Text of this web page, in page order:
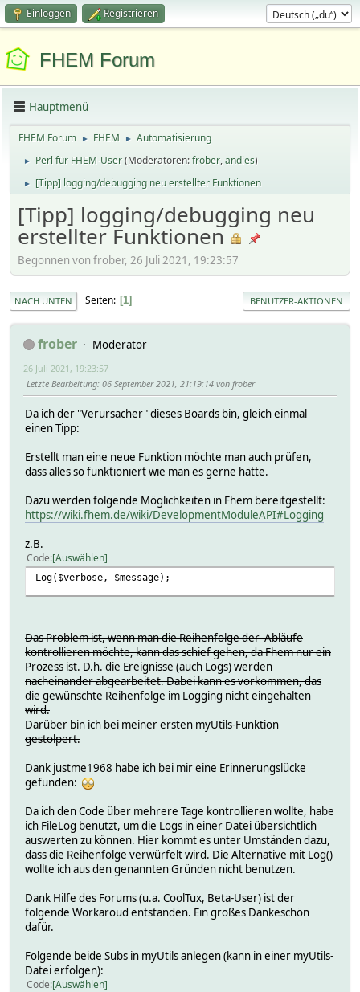
Einloggen Registrieren
FHEM Forum
Hauptmenü
FHEM Forum ► FHEM ► Automatisierung
► Perl für FHEM-User(Moderatoren:frober,andies)
► [Tipp] logging/debugging neu erstellter Funktionen
[Tipp] logging/debugging neu
erstellter Funktionen
Begonnen von frober, 26 Juli 2021, 19:23:57
NACH UNTEN Seiten 1 BENUTZER-AKTIONEN
frober Moderator
26 Juli 2021, 19:23:57
Letzte Bearbeitung: 06 September 2021, 21:19:14 von frober
Da ich der "Verursacher" dieses Boards bin, gleich einmal
einen Tipp:
Erstellt man eine neue Funktion möchte man auch prüfen,
dass alles so funktioniert wie man es gerne hätte.
Dazu werden folgende Möglichkeiten in Fhem bereitgestellt:
https://wiki.fhem.de/wiki/DevelopmentModuleAPI#Logging
z.B.
Code Auswählen
Log($verbose, $message);
Das Problem ist, wenn man die Reihenfolge der Abläufe
kontrollieren möchte, kann das schief gehen, da Fhem nur ein
Prozess ist. D.h. die Ereignisse (auch Logs) werden
nacheinander abgearbeitet. Dabei kann es vorkommen, das
die gewünschte Reihenfolge im Logging nicht eingehalten
wird.
Darüber bin ich bei meiner ersten myUtils-Funktion
gestolpert.
Dank justme1968 habe ich bei mir eine Erinnerungslücke
gefunden:
Da ich den Code über mehrere Tage kontrollieren wollte, habe
ich FileLog benutzt, um die Logs in einer Datei übersichtlich
auswerten zu können. Hier kommt es unter Umständen dazu,
dass die Reihenfolge verwürfelt wird. Die Alternative mit Log()
wollte ich aus den genannten Gründen nicht benutzen.
Dank Hilfe des Forums (u.a. CoolTux, Beta-User) ist der
folgende Workaroud entstanden. Ein großes Dankeschön
dafür.
Folgende beide Subs in myUtils anlegen (kann in einer myUtils-
Datei erfolgen):
Code Auswählen